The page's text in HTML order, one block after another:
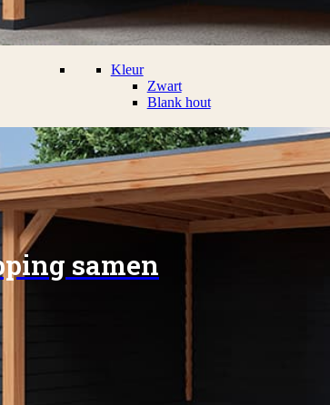
Kleur
Zwart
Blank hout
samen